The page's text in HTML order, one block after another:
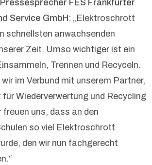
FES Frankfurter
Service GmbH: „Elektroschrott
schnellsten anwachsenden
Zeit. Umso wichtiger ist ein
Trennen und Recyceln.
im Verbund mit unserem Partner,
Wiederverwertung und Recycling
freuen uns, dass an den
so viel Elektroschrott
den wir nun fachgerecht